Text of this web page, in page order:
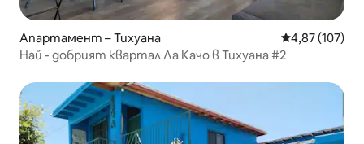
Апартамент – Тихуана Средна
4,87 (107)
Най - добрият квартал Ла Качо в Тихуана #2